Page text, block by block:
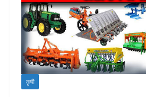
कृषी